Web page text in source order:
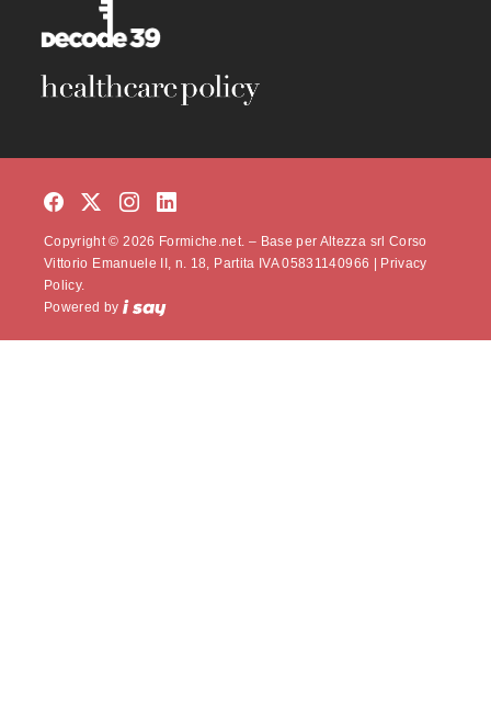
Copyright © 2026 Formiche.net. – Base per Altezza srl Corso
Vittorio Emanuele II, n. 18, Partita IVA 05831140966 | Privacy
Policy.
Powered by